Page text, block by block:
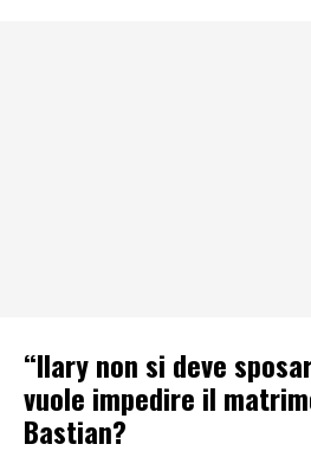
“Ilary non si deve
vuole impedire il
Bastian?